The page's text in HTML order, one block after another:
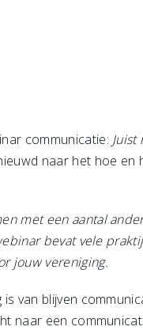
communicatie: Juist
naar het hoe
met een aantal
bevat vele
jouw vereniging.
van blijven
naar een